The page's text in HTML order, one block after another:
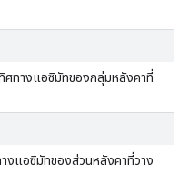
ศทางแอซิมัทของกลุ่มหลังคาที่
งแอซิมัทของส่วนหลังคาที่วาง